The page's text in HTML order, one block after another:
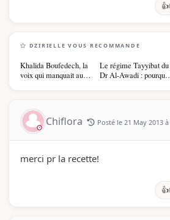
👍
DZIRIELLE VOUS RECOMMANDE
Khalida Boufedech, la
voix qui manquait au
Le régime Tayyibat du
Dr Al-Awadi : pourquoi
Chiflora Posté le 21 May 2013
merci pr la recette!
👍